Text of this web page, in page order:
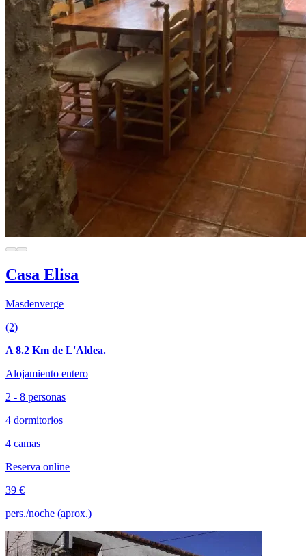
Casa Elisa
Masdenverge
(2)
A 8.2 Km de L'Aldea.
Alojamiento entero
2 - 8 personas
4 dormitorios
4 camas
Reserva online
39 €
pers./noche (aprox.)